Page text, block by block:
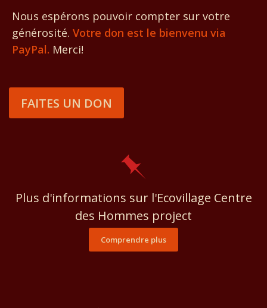
Nous espérons pouvoir compter sur votre
générosité. Votre don est le bienvenu via
PayPal. Merci!
FAITES UN DON
Plus d'informations sur l'Ecovillage Centre
des Hommes project
Comprendre plus